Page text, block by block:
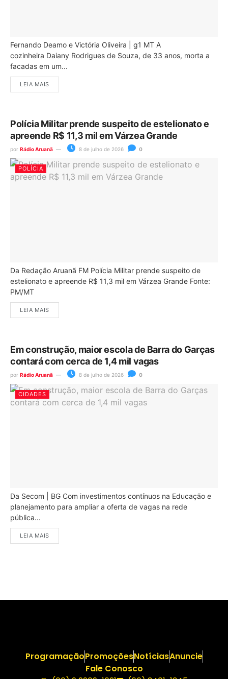
Fernando Deamo e Victória Oliveira | g1 MT A
cozinheira Daiany Rodrigues de Souza, de 33 anos, morta a
facadas em um...
LEIA MAIS
Polícia Militar prende suspeito de estelionato e
apreende R$ 11,3 mil em Várzea Grande
por Rádio Aruanã 8 de julho de 2026 0
POLÍCIA
Da Redação Aruanã FM Polícia Militar prende suspeito de
estelionato e apreende R$ 11,3 mil em Várzea Grande Fonte:
PM/MT
LEIA MAIS
Em construção, maior escola de Barra do Garças
contará com cerca de 1,4 mil vagas
por Rádio Aruanã 8 de julho de 2026 0
CIDADES
Da Secom | BG Com investimentos contínuos na Educação e
planejamento para ampliar a oferta de vagas na rede
pública...
LEIA MAIS
ProgramaçãoPromoçõesNotíciasAnuncie
Fale Conosco